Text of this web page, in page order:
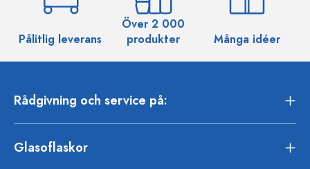
Pålitlig leverans
Över 2 000
produkter
Många idéer
Rådgivning och service på:
Glasoflaskor